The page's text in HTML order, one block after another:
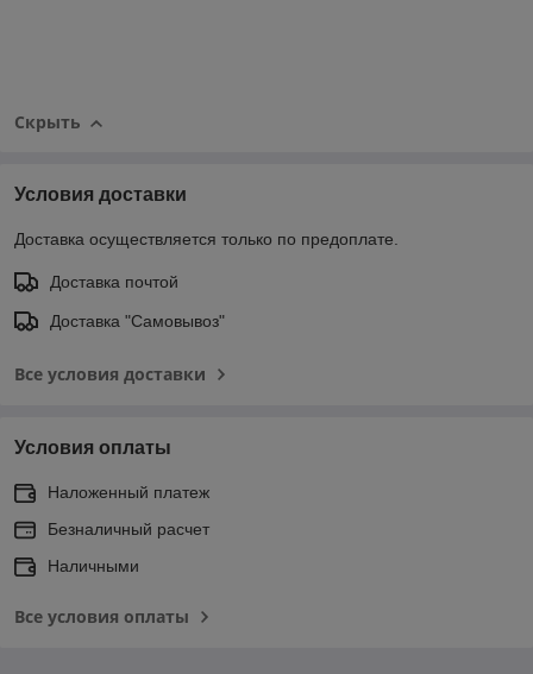
Скрыть
Условия доставки
Доставка осуществляется только по предоплате.
Доставка почтой
Доставка "Самовывоз"
Все условия доставки
Условия оплаты
Наложенный платеж
Безналичный расчет
Наличными
Все условия оплаты